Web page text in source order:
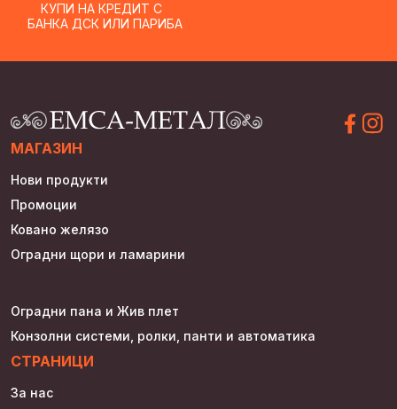
КУПИ НА КРЕДИТ С
БАНКА ДСК ИЛИ ПАРИБА
МАГАЗИН
Нови продукти
Промоции
Ковано желязо
Оградни щори и ламарини
Оградни пана и Жив плет
Конзолни системи, ролки, панти и автоматика
СТРАНИЦИ
За нас